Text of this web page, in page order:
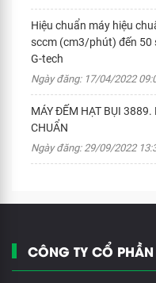
Hiệu chuẩn máy hiệu
sccm (cm3/phút) đến
G-tech
Ngày đăng: 17/04/2022
MÁY ĐẾM HẠT BỤI
CHUẨN
Ngày đăng: 29/09/2022
CÔNG TY CỔ PHẦN